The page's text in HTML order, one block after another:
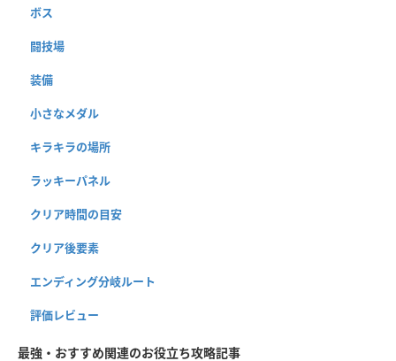
ボス
闘技場
装備
小さなメダル
キラキラの場所
ラッキーパネル
クリア時間の目安
クリア後要素
エンディング分岐ルート
評価レビュー
最強・おすすめ関連のお役立ち攻略記事